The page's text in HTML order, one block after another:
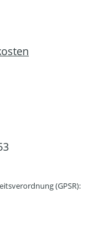
(GPSR):